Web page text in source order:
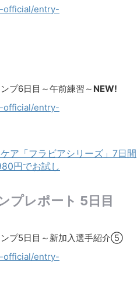
official/entry-
プ6日目～午前練習～ NEW!
official/entry-
ア「フラビアシリーズ」7日間
円でお試し
プレポート 5日目
プ5日目～新加入選手紹介⑤
official/entry-